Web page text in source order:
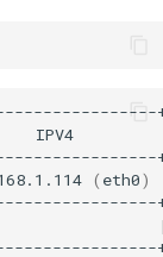
IPV4
( eth0)